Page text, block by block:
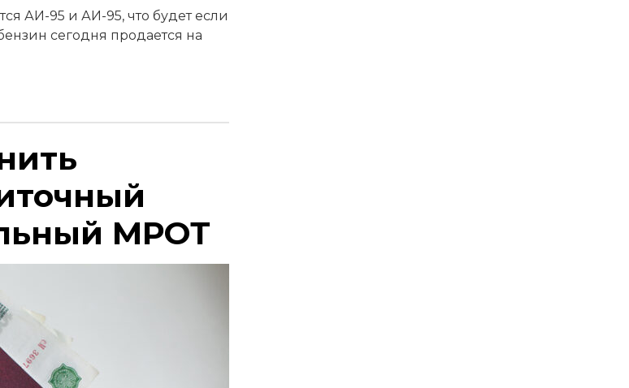
АИ-95 и АИ-95, что будет если
сегодня продается на
МРОТ